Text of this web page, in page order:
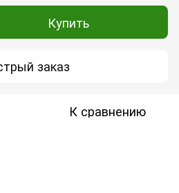
Купить
заказ
К сравнению